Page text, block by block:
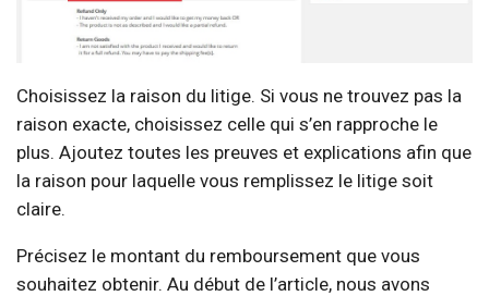
Choisissez la raison du litige. Si vous ne trouvez pas la
raison exacte, choisissez celle qui s’en rapproche le
plus. Ajoutez toutes les preuves et explications afin que
la raison pour laquelle vous remplissez le litige soit
claire.
Précisez le montant du remboursement que vous
souhaitez obtenir. Au début de l’article, nous avons